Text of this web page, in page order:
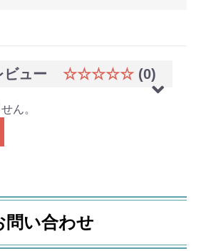
ビュー ☆☆☆☆☆ (0)
ん。
問い合わせ